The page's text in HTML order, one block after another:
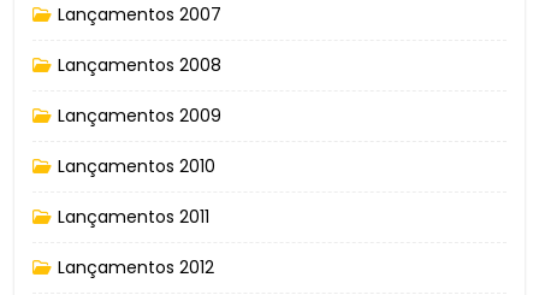
Lançamentos 2007
Lançamentos 2008
Lançamentos 2009
Lançamentos 2010
Lançamentos 2011
Lançamentos 2012